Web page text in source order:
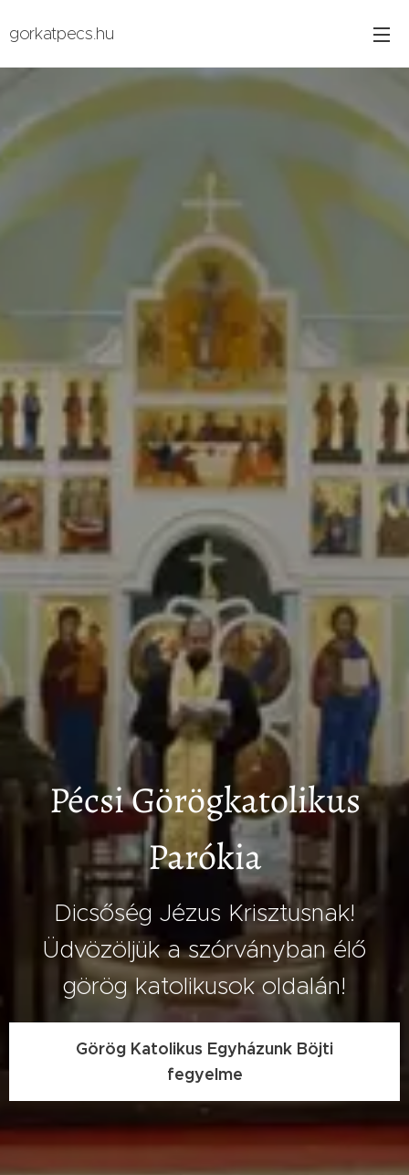
gorkatpecs.hu
Pécsi Görögkatolikus
Parókia
Dicsőség Jézus Krisztusnak!
Üdvözöljük a szórványban élő
görög katolikusok oldalán!
Görög Katolikus Egyházunk Böjti
fegyelme